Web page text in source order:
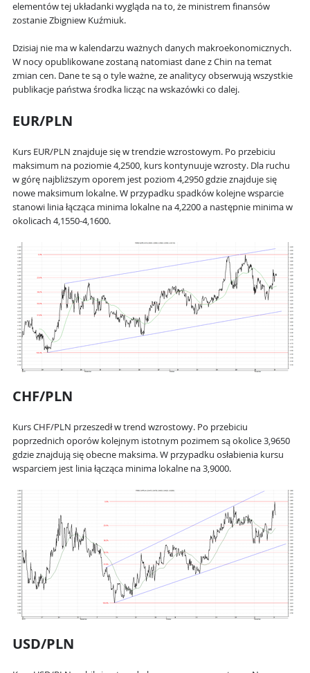
elementów tej układanki wygląda na to, że ministrem finansów
zostanie Zbigniew Kuźmiuk.
Dzisiaj nie ma w kalendarzu ważnych danych makroekonomicznych.
W nocy opublikowane zostaną natomiast dane z Chin na temat
zmian cen. Dane te są o tyle ważne, ze analitycy obserwują wszystkie
publikacje państwa środka licząc na wskazówki co dalej.
EUR/PLN
Kurs EUR/PLN znajduje się w trendzie wzrostowym. Po przebiciu
maksimum na poziomie 4,2500, kurs kontynuuje wzrosty. Dla ruchu
w górę najbliższym oporem jest poziom 4,2950 gdzie znajduje się
nowe maksimum lokalne. W przypadku spadków kolejne wsparcie
stanowi linia łącząca minima lokalne na 4,2200 a następnie minima w
okolicach 4,1550-4,1600.
CHF/PLN
Kurs CHF/PLN przeszedł w trend wzrostowy. Po przebiciu
poprzednich oporów kolejnym istotnym pozimem są okolice 3,9650
gdzie znajdują się obecne maksima. W przypadku osłabienia kursu
wsparciem jest linia łącząca minima lokalne na 3,9000.
USD/PLN